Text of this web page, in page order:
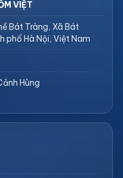
VIỆT
Bát Tràng, Xã Bát
phố Hà Nội, Việt Nam
Hùng